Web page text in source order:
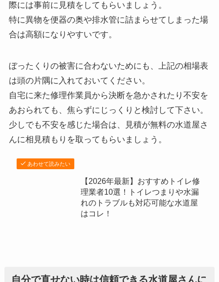
際には事前に見積をしてもらいましょう。
特に異物を便器の奥や排水管に詰まらせてしまった場
合は高額になりやすいです。
ぼったくりの被害に合わないためにも、上記の相場表
は頭の片隅に入れておいてください。
自宅に来た修理作業員から決断を急かされたり不安を
あおられても、焦らずにじっくりと検討して下さい。
少しでも不安を感じた場合は、見積が無料の水道屋さ
んに相見積もりを取ってもらいましょう。
あわせて読みたい
【2026年最新】おすすめトイレ修
理業者10選！トイレつまりや水漏
れのトラブルも対応可能な水道屋
はコレ！
自分で直せない時は信頼できる水道屋さんに